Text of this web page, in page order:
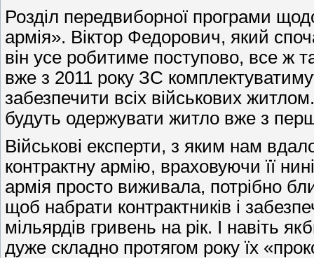
Розділ передвиборної програми
армія». Віктор Федорович, який
він усе робитиме поступово, все ж
вже з 2011 року ЗС
забезпечити всіх військових
будуть одержувати житло вже з
Військові експерти, з яким нам
контрактну армію, враховуючи її
армія просто виживала, потрібно
щоб набрати контрактників і
мільярдів гривень на рік. І навіть
дуже складно протягом року їх